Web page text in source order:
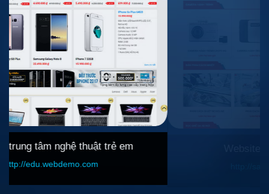
Website bán phụ tùng Ô-tô
http://salecar.webdemo.com